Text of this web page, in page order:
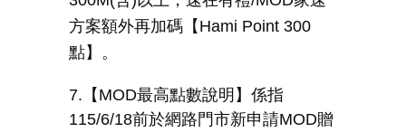
方案額外再加碼【 Hami Point 300
點】。
7.【 MOD最高點數說明】係指
115/6/18前於網路門市新申請MOD贈